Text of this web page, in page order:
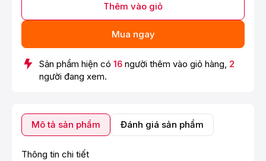
Thêm vào giỏ
Mua ngay
Sản phẩm hiện có 16 người thêm vào giỏ hàng, 2
người đang xem.
Mô tả sản phẩm Đánh giá sản phẩm
Thông tin chi tiết